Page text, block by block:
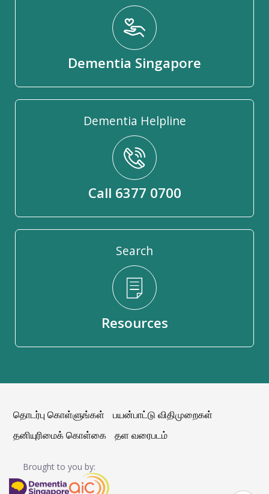
Dementia Singapore
Dementia Helpline
Call 6377 0700
Search
Resources
தொடர்பு கொள்ளுங்கள்
பயன்பாட்டு விதிமுறைகள்
தனியுரிமைக் கொள்கை
தள வரைபடம்
Brought to you by: